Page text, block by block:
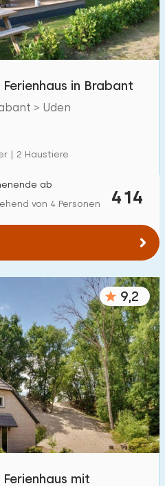
in Brabant
> Uden
| 2 Haustiere
414
ab
von 4 Personen
9,2
mit